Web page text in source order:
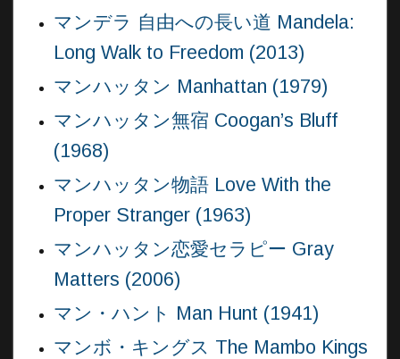
マンデラ 自由への長い道 Mandela:
Long Walk to Freedom (2013)
マンハッタン Manhattan (1979)
マンハッタン無宿 Coogan’s Bluff
(1968)
マンハッタン物語 Love With the
Proper Stranger (1963)
マンハッタン恋愛セラピー Gray
Matters (2006)
マン・ハント Man Hunt (1941)
マンボ・キングス The Mambo Kings